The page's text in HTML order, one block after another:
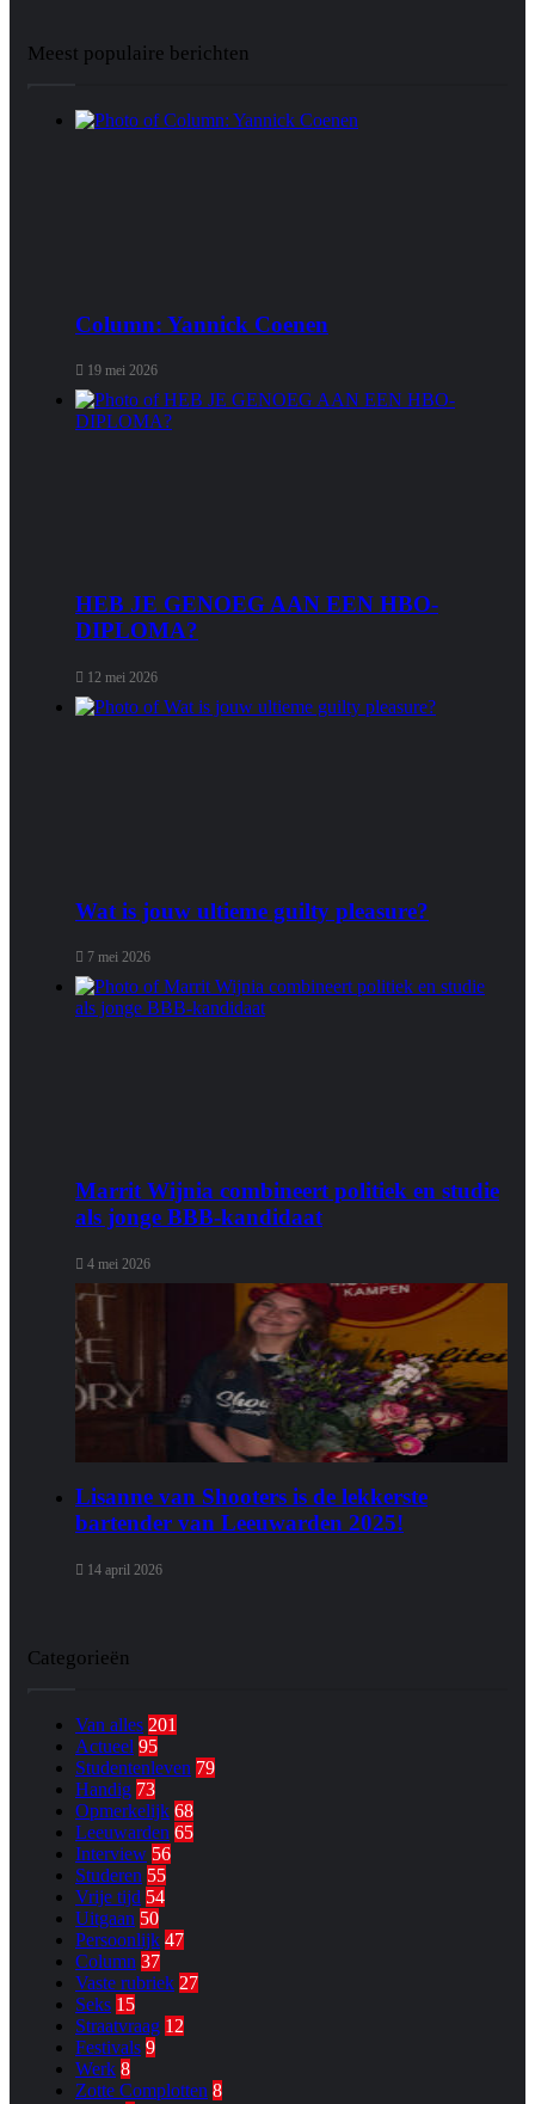
Meest populaire berichten
Column: Yannick Coenen
19 mei 2026
HEB JE GENOEG AAN EEN HBO-
DIPLOMA?
12 mei 2026
Wat is jouw ultieme guilty pleasure?
7 mei 2026
Marrit Wijnia combineert politiek en studie
als jonge BBB‑kandidaat
4 mei 2026
Lisanne van Shooters is de lekkerste
bartender van Leeuwarden 2025!
14 april 2026
Categorieën
Van alles 201
Actueel 95
Studentenleven 79
Handig 73
Opmerkelijk 68
Leeuwarden 65
Interview 56
Studeren 55
Vrije tijd 54
Uitgaan 50
Persoonlijk 47
Column 37
Vaste rubriek 27
Seks 15
Straatvraag 12
Festivals 9
Werk 8
Zotte Complotten 8